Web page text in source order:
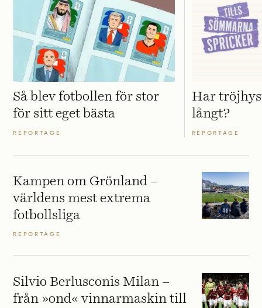
Så blev fotbollen för stor
för sitt eget bästa
REPORTAGE
Har
långt?
REPORTAGE
Kampen om Grönland –
världens mest extrema
fotbollsliga
REPORTAGE
Silvio Berlusconis Milan –
från »ond« vinnarmaskin till